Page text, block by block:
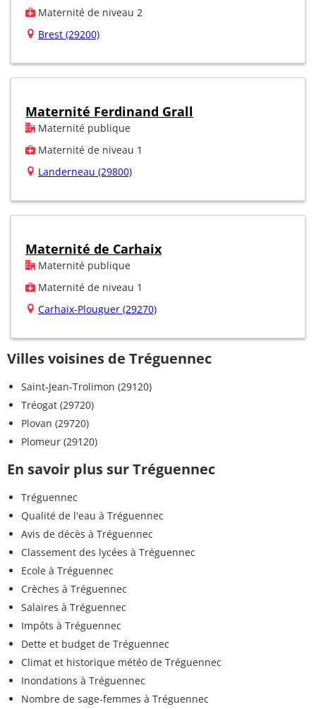
Maternité de niveau 2
Brest (29200)
Maternité Ferdinand Grall
Maternité publique
Maternité de niveau 1
Landerneau (29800)
Maternité de Carhaix
Maternité publique
Maternité de niveau 1
Carhaix-Plouguer (29270)
Villes voisines de Tréguennec
Saint-Jean-Trolimon (29120)
Tréogat (29720)
Plovan (29720)
Plomeur (29120)
En savoir plus sur Tréguennec
Tréguennec
Qualité de l'eau à Tréguennec
Avis de décès à Tréguennec
Classement des lycées à Tréguennec
Ecole à Tréguennec
Crèches à Tréguennec
Salaires à Tréguennec
Impôts à Tréguennec
Dette et budget de Tréguennec
Climat et historique météo de Tréguennec
Inondations à Tréguennec
Nombre de sage-femmes à Tréguennec